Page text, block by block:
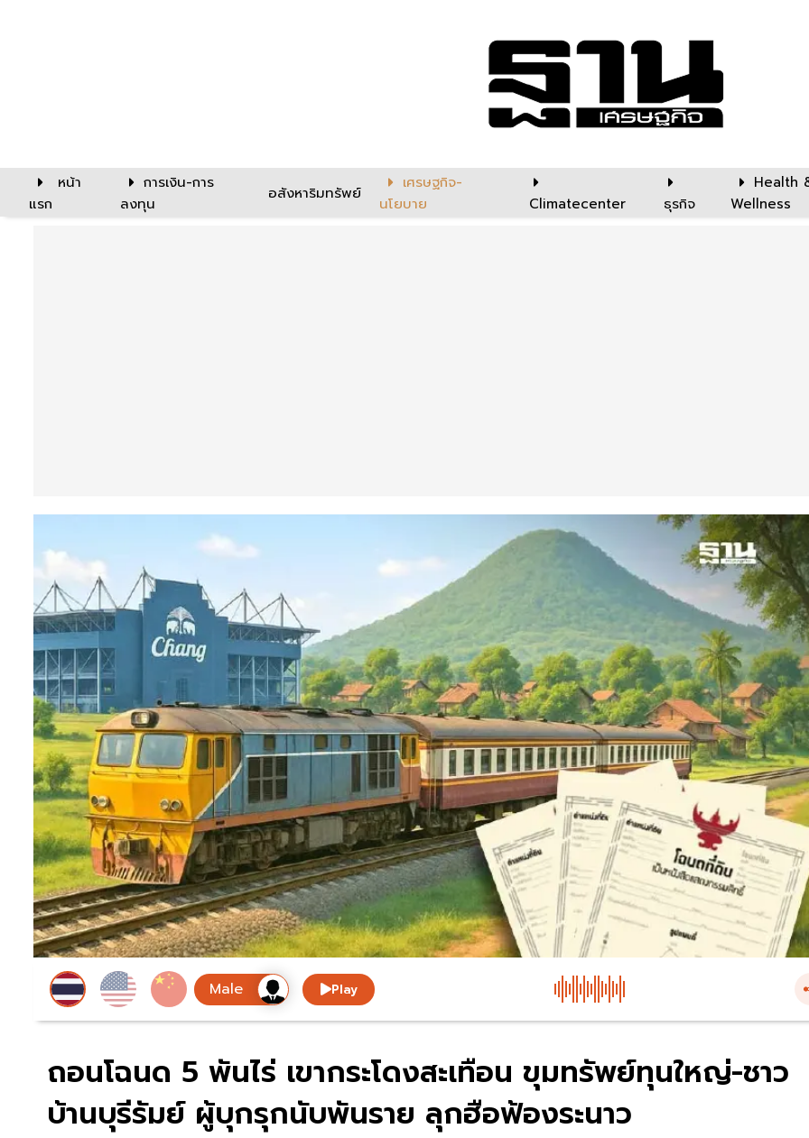
หน้า
แรก
การเงิน-การ
ลงทุน
อสังหาริมทรัพย์
เศรษฐกิจ-
นโยบาย
Climatecenter ธุรกิจ
Health
Wellness
Play
ถอนโฉนด 5 พันไร่ เขากระโดงสะเทือน ขุมทรัพย์ทุนใหญ่-ชาว
บ้านบุรีรัมย์ ผู้บุกรุกนับพันราย ลุกฮือฟ้องระนาว